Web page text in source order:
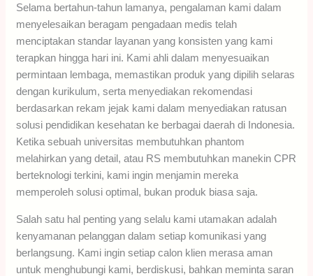
Selama bertahun-tahun lamanya, pengalaman kami dalam
menyelesaikan beragam pengadaan medis telah
menciptakan standar layanan yang konsisten yang kami
terapkan hingga hari ini. Kami ahli dalam menyesuaikan
permintaan lembaga, memastikan produk yang dipilih selaras
dengan kurikulum, serta menyediakan rekomendasi
berdasarkan rekam jejak kami dalam menyediakan ratusan
solusi pendidikan kesehatan ke berbagai daerah di Indonesia.
Ketika sebuah universitas membutuhkan phantom
melahirkan yang detail, atau RS membutuhkan manekin CPR
berteknologi terkini, kami ingin menjamin mereka
memperoleh solusi optimal, bukan produk biasa saja.
Salah satu hal penting yang selalu kami utamakan adalah
kenyamanan pelanggan dalam setiap komunikasi yang
berlangsung. Kami ingin setiap calon klien merasa aman
untuk menghubungi kami, berdiskusi, bahkan meminta saran